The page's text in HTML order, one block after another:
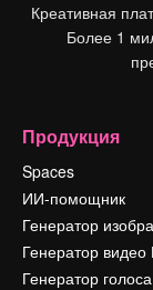
Креативная
Более 1
Продукция
Spaces
ИИ-помощник
Генератор
Генератор
Генератор